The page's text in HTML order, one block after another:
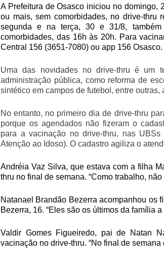
A Prefeitura de Osasco iniciou no domingo,
ou mais, sem comorbidades, no drive-thru
segunda e na terça, 30 e 31/8,
comorbidades, das 16h às 20h. Para
Central 156 (3651-7080) ou app 156 Osasco.
Uma das novidades no drive-thru é um
administração pública, como reforma de
sintético em campos de futebol, entre outras,
No entanto, no primeiro dia de drive-thru
porque os agendados não fizeram o
para a vacinação no drive-thru, nas
Atenção ao Idoso). O cadastro agiliza o
Andréia Vaz Silva, que estava com a filha
thru no final de semana. “Como trabalho,
Natanael Brandão Bezerra acompanhou os
Bezerra, 16. “Eles são os últimos da família
Valdir Gomes Figueiredo, pai de Natan
vacinação no drive-thru. “No final de